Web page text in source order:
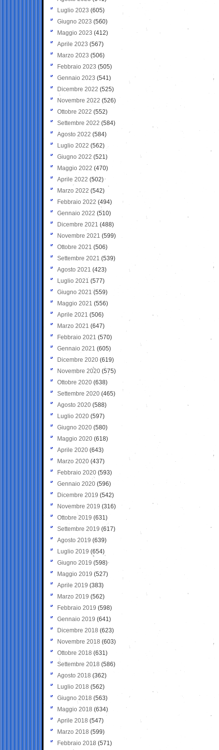
Luglio 2023 (605)
Giugno 2023 (560)
Maggio 2023 (412)
Aprile 2023 (567)
Marzo 2023 (506)
Febbraio 2023 (505)
Gennaio 2023 (541)
Dicembre 2022 (525)
Novembre 2022 (526)
Ottobre 2022 (552)
Settembre 2022 (584)
Agosto 2022 (584)
Luglio 2022 (562)
Giugno 2022 (521)
Maggio 2022 (470)
Aprile 2022 (502)
Marzo 2022 (542)
Febbraio 2022 (494)
Gennaio 2022 (510)
Dicembre 2021 (488)
Novembre 2021 (599)
Ottobre 2021 (506)
Settembre 2021 (539)
Agosto 2021 (423)
Luglio 2021 (577)
Giugno 2021(559)
Maggio 2021 (556)
Aprile 2021 (506)
Marzo 2021 (647)
Febbraio 2021 (570)
Gennaio 2021 (605)
Dicembre 2020 (619)
Novembre 2020 (575)
Ottobre 2020 (638)
Settembre 2020(465)
Agosto 2020 (588)
Luglio 2020 (597)
Giugno 2020 (580)
Maggio 2020 (618)
Aprile 2020 (643)
Marzo 2020 (437)
Febbraio 2020 (593)
Gennaio 2020 (596)
Dicembre 2019 (542)
Novembre 2019 (316)
Ottobre 2019 (631)
Settembre 2019 (617)
Agosto 2019 (639)
Luglio 2019 (654)
Giugno 2019 (598)
Maggio 2019 (527)
Aprile 2019 (383)
Marzo 2019 (562)
Febbraio 2019 (598)
Gennaio 2019 (641)
Dicembre 2018 (623)
Novembre 2018 (603)
Ottobre 2018 (631)
Settembre 2018 (586)
Agosto 2018 (362)
Luglio 2018 (562)
Giugno 2018 (563)
Maggio 2018 (634)
Aprile 2018 (547)
Marzo 2018 (599)
Febbraio 2018 (571)